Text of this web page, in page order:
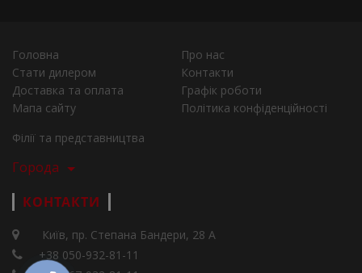
Головна
Про нас
Стати дилером
Контакти
Доставка та оплата
Графік роботи
Мапа сайту
Політика конфіденційності
Філії та представництва
Города
КОНТАКТИ
Київ, пр. Степана Бандери, 28 А
+38 050-932-81-11